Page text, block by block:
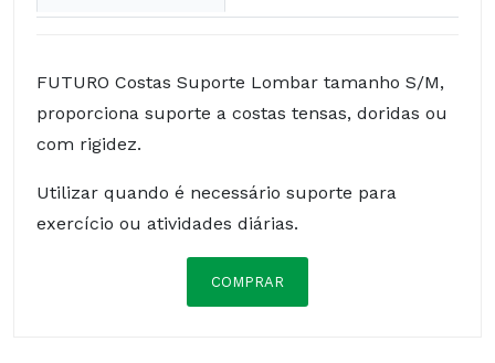
FUTURO Costas Suporte Lombar tamanho S/M,
proporciona suporte a costas tensas, doridas ou
com rigidez.
Utilizar quando é necessário suporte para
exercício ou atividades diárias.
COMPRAR